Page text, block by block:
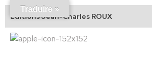
Éditions Jean-Charles ROUX
Traduire »